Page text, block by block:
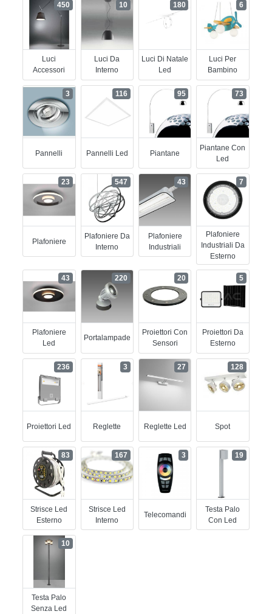
Luci
Accessori
450
Luci Da
Interno
10
Luci Di Natale
Led
180
Luci Per
Bambino
6
Pannelli
3
Pannelli Led
116
Piantane
95
Piantane Con
Led
73
Plafoniere
23
Plafoniere Da
Interno
547
Plafoniere
Industriali
43
Plafoniere
Industriali Da
Esterno
7
Plafoniere
Led
43
Portalampade
220
Proiettori Con
Sensori
20
Proiettori Da
Esterno
5
Proiettori Led
236
Reglette
3
Reglette Led
27
Spot
128
Strisce Led
Esterno
83
Strisce Led
Interno
167
Telecomandi
3
Testa Palo
Con Led
19
Testa Palo
Senza Led
10